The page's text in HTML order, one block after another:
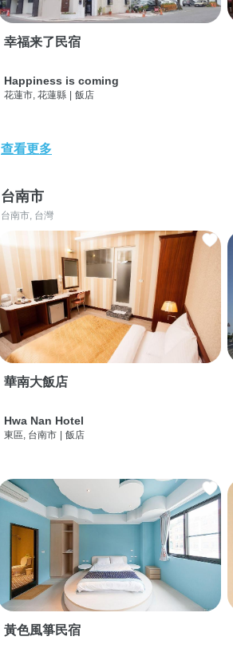
幸福来了民宿
Happiness is coming
花蓮市, 花蓮縣 飯店
查看更多
台南市
台南市, 台灣
華南大飯店
Hwa Nan Hotel
東區, 台南市 飯店
黃色風箏民宿